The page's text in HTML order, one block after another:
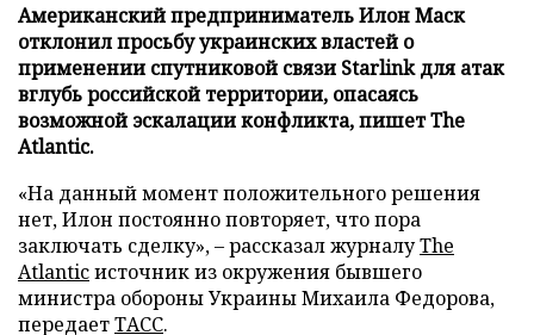
Американский предприниматель Илон Маск
отклонил просьбу украинских властей о
применении спутниковой связи Starlink для атак
вглубь российской территории, опасаясь
возможной эскалации конфликта, пишет The
Atlantic.
«На данный момент положительного решения
нет, Илон постоянно повторяет, что пора
заключать сделку», – рассказал журналуThe
Atlanticисточник из окружения бывшего
министра обороны Украины Михаила Федорова,
передаетТАСС.